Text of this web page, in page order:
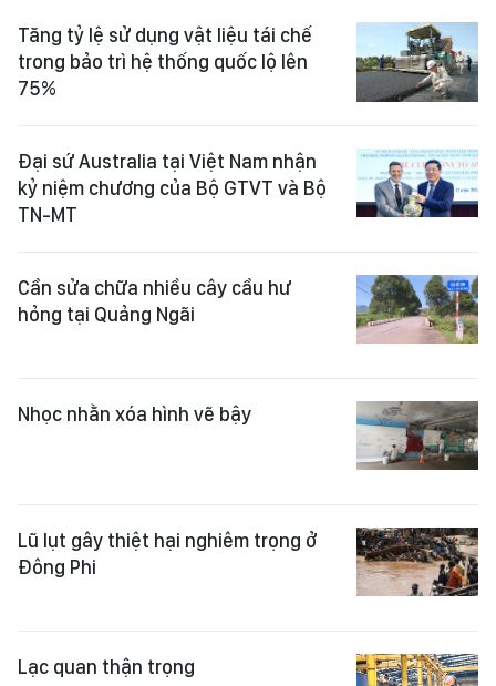
Tăng tỷ lệ sử dụng vật liệu tái chế
trong bảo trì hệ thống quốc lộ lên
75%
Đại sứ Australia tại Việt Nam nhận
kỷ niệm chương của Bộ GTVT và Bộ
TN-MT
Cần sửa chữa nhiều cây cầu hư
hỏng tại Quảng Ngãi
Nhọc nhằn xóa hình vẽ bậy
Lũ lụt gây thiệt hại nghiêm trọng ở
Đông Phi
Lạc quan thận trọng